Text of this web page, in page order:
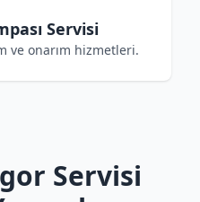
Servisi
ve onarım hizmetleri.
Servisi